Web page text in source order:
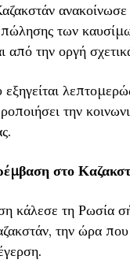
πώλησης των
από την οργή
την
στο
τη Ρωσία
την ώρα